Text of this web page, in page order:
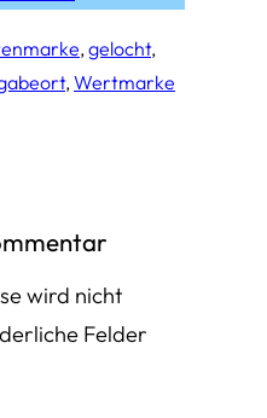
, gelocht
, Wertmarke
wird nicht
Felder